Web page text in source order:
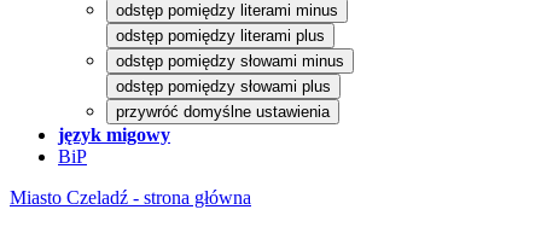
odstęp pomiędzy literami minus
odstęp pomiędzy literami plus
odstęp pomiędzy słowami minus
odstęp pomiędzy słowami plus
przywróć domyślne ustawienia
język migowy
BiP
Miasto Czeladź - strona główna